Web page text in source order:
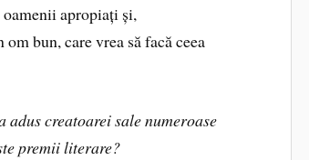
apropiați și,
bun, care vrea să facă ceea
creatoarei sale numeroase
premii literare?